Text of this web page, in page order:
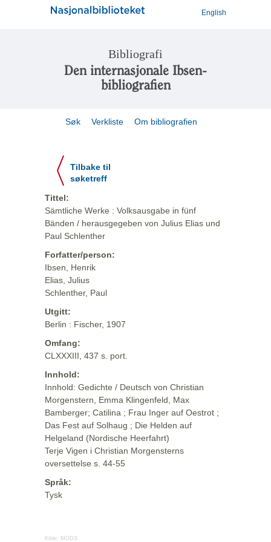
English
Bibliografi
Den internasjonale Ibsen-
bibliografien
Søk Verkliste Om bibliografien
Tilbake til
søketreff
Tittel:
Sämtliche Werke : Volksausgabe in fünf
Bänden / herausgegeben von Julius Elias und
Paul Schlenther
Forfatter/person:
Ibsen, Henrik
Elias, Julius
Schlenther, Paul
Utgitt:
Berlin : Fischer, 1907
Omfang:
CLXXXIII, 437 s. port.
Innhold:
Innhold: Gedichte / Deutsch von Christian
Morgenstern, Emma Klingenfeld, Max
Bamberger; Catilina ; Frau Inger auf Oestrot ;
Das Fest auf Solhaug ; Die Helden auf
Helgeland (Nordische Heerfahrt)
Terje Vigen i Christian Morgensterns
oversettelse s. 44-55
Språk:
Tysk
Kilde: MODS